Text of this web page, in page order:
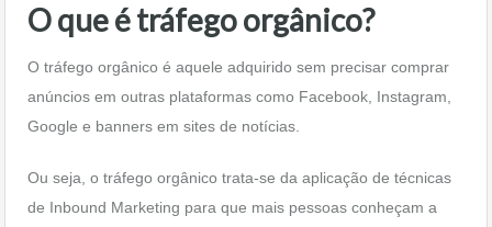
O que é tráfego orgânico?
O tráfego orgânico é aquele adquirido sem precisar comprar
anúncios em outras plataformas como Facebook, Instagram,
Google e banners em sites de notícias.
Ou seja, o tráfego orgânico trata-se da aplicação de técnicas
de Inbound Marketing para que mais pessoas conheçam a